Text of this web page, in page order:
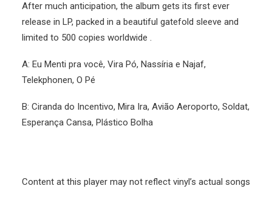
After much anticipation, the album gets its first ever
release in LP, packed in a beautiful gatefold sleeve and
limited to 500 copies worldwide .
A: Eu Menti pra você, Vira Pó, Nassíria e Najaf,
Telekphonen, O Pé
B: Ciranda do Incentivo, Mira Ira, Avião Aeroporto, Soldat,
Esperança Cansa, Plástico Bolha
Content at this player may not reflect vinyl’s actual songs